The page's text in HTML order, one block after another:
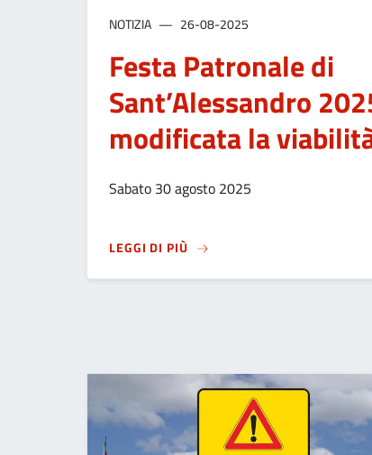
NOTIZIA 26-08-2025
Festa Patronale di
Sant’Alessandro
modificata la
Sabato 30 agosto 2025
LEGGI DI PIÙSUFESTA PATRONALE DI